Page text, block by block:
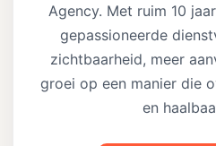
Agency. Met ruim 10
gepassioneerde
zichtbaarheid, meer
groei op een manier die
en